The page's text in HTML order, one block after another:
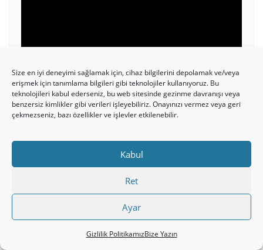
Size en iyi deneyimi sağlamak için, cihaz bilgilerini depolamak ve/veya
erişmek için tanımlama bilgileri gibi teknolojiler kullanıyoruz. Bu
teknolojileri kabul ederseniz, bu web sitesinde gezinme davranışı veya
benzersiz kimlikler gibi verileri işleyebiliriz. Onayınızı vermez veya geri
çekmezseniz, bazı özellikler ve işlevler etkilenebilir.
Kabul
Ret
Ayar
Gizlilik PolitikamızBize Yazın
00:00 10:32
ELÇILERIN İŞLERI 20 – PAVLUS’UN 3.
MISYON YOLCULUĞU – EFES,
TRUVA, MAKEDONYA